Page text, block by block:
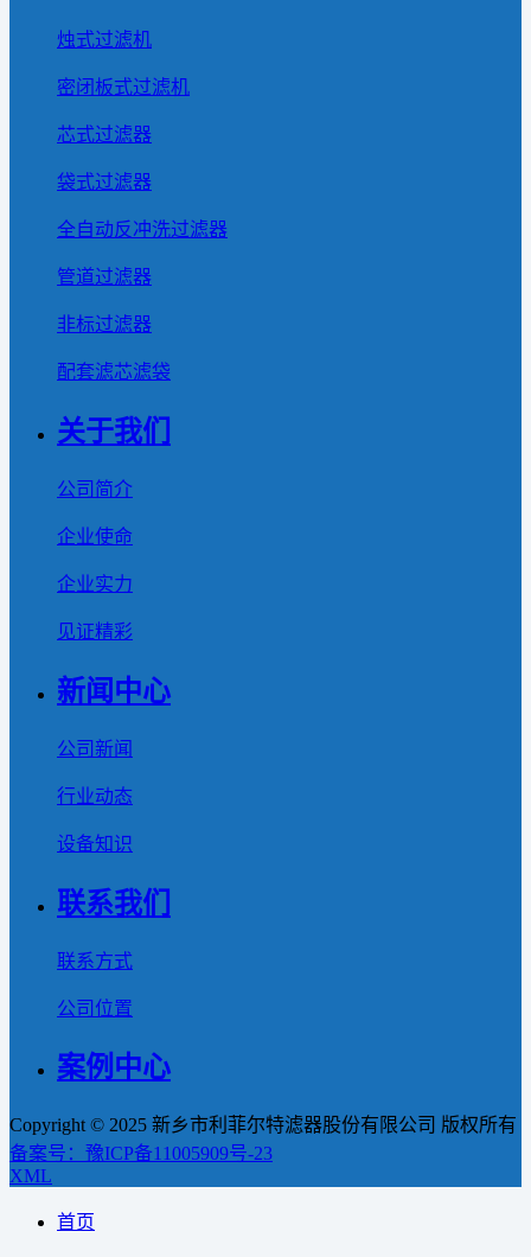
烛式过滤机
密闭板式过滤机
芯式过滤器
袋式过滤器
全自动反冲洗过滤器
管道过滤器
非标过滤器
配套滤芯滤袋
关于我们
公司简介
企业使命
企业实力
见证精彩
新闻中心
公司新闻
行业动态
设备知识
联系我们
联系方式
公司位置
案例中心
Copyright © 2025 新乡市利菲尔特滤器股份有限公司 版权所有
备案号：豫ICP备11005909号-23
XML
首页